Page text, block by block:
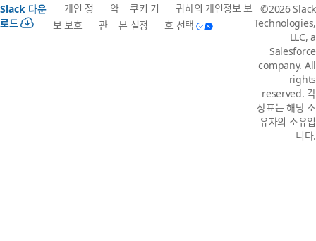
Slack 다운
로드
개인 정
보 보호
약
관
쿠키 기
본 설정
귀하의 개인정보 보
호 선택
©2026 Slack
Technologies,
LLC, a
Salesforce
company. All
rights
reserved. 각
상표는 해당 소
유자의 소유입
니다.